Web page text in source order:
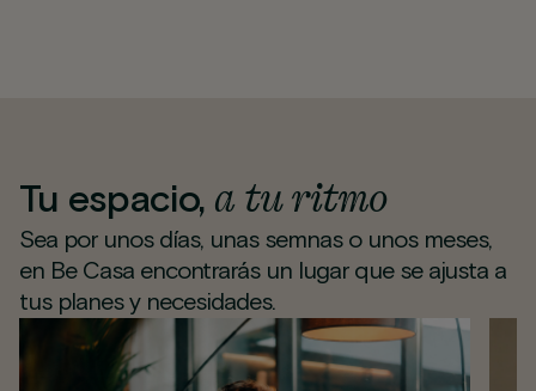
Tu espacio, a tu ritmo
Sea por unos días, unas semnas o unos meses,
en Be Casa encontrarás un lugar que se ajusta a
tus planes y necesidades.